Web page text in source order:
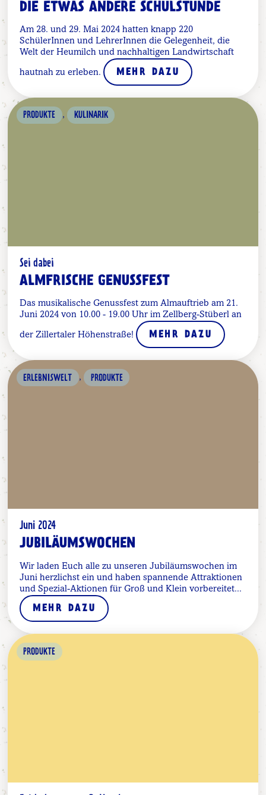
DIE ETWAS ANDERE SCHULSTUNDE
Am 28. und 29. Mai 2024 hatten knapp 220
SchülerInnen und LehrerInnen die Gelegenheit, die
Welt der Heumilch und nachhaltigen Landwirtschaft
hautnah zu erleben. MEHR DAZU
PRODUKTE , KULINARIK
Sei dabei
ALMFRISCHE GENUSSFEST
Das musikalische Genussfest zum Almauftrieb am 21.
Juni 2024 von 10.00 - 19.00 Uhr im Zellberg-Stüberl an
der Zillertaler Höhenstraße! MEHR DAZU
ERLEBNISWELT , PRODUKTE
Juni 2024
JUBILÄUMSWOCHEN
Wir laden Euch alle zu unseren Jubiläumswochen im
Juni herzlichst ein und haben spannende Attraktionen
und Spezial-Aktionen für Groß und Klein vorbereitet...
MEHR DAZU
PRODUKTE